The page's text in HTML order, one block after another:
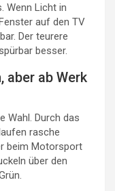
Wenn Licht in
auf den TV
Der teurere
besser.
aber ab Werk
Wahl. Durch das
rasche
beim Motorsport
über den